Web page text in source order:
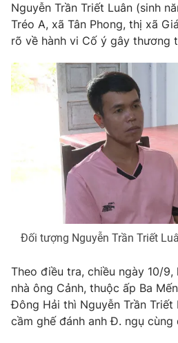
Góc doanh nghiệp
Truyền hình
Phim VTV
Hậu trường
Nhân vật
Giải sao mai
Điện ảnh
Đời sống
Chất lượng cuộc sống
Giáo dục
Tuyển sinh
Học trực tuyến
Công nghệ
Hitech Công nghệ tương lai
Sản phẩm
Tư vấn
Giao lưu trực tuyến
Chuyên mục khác
Emagazine
Nguyễn Trần Triết Luân (sinh
Tréo A, xã Tân Phong, thị xã
rõ về hành vi Cố ý gây thương
Đối tượng Nguyễn Trần Triết
Theo điều tra, chiều ngày 10/
nhà ông Cảnh, thuộc ấp Ba
Đông Hải thì Nguyễn Trần Triết
cầm ghế đánh anh Đ. ngụ cùng